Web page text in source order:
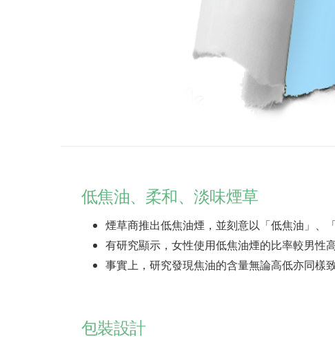
低焦油、柔和、淡味煙草
煙草商推出低焦油煙，並刻意以「低焦油」、
有研究顯示，女性使用低焦油煙的比率較男性
事實上，研究發現焦油的含量無論高低亦同樣致
包裝設計